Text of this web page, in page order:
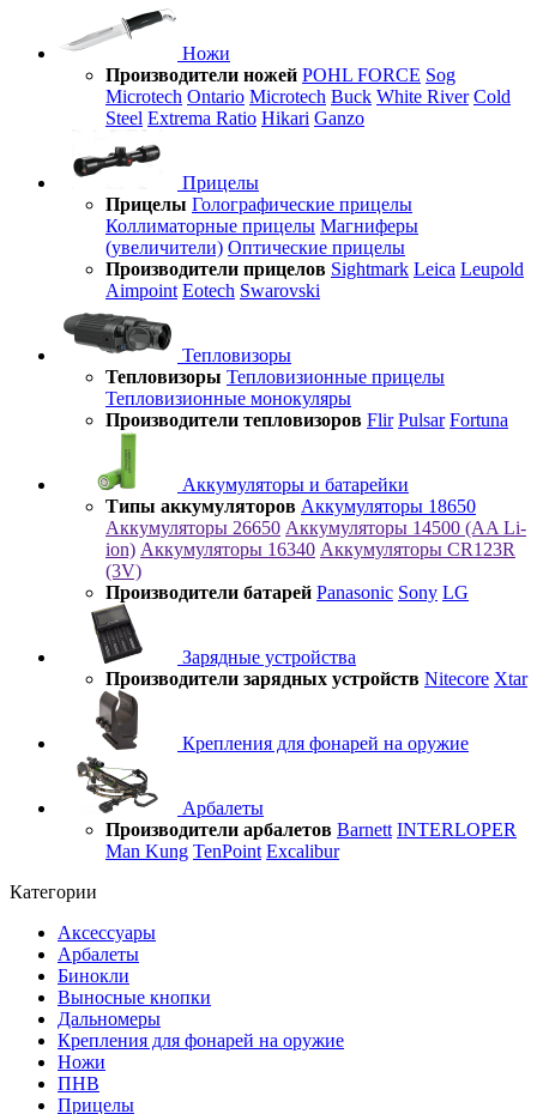
Ножи
Производители ножей POHL FORCE Sog
Microtech Ontario Microtech Buck White River Cold
Steel Extrema Ratio Hikari Ganzo
Прицелы
Прицелы Голографические прицелы
Коллиматорные прицелы Магниферы
(увеличители) Оптические прицелы
Производители прицелов Sightmark Leica Leupold
Aimpoint Eotech Swarovski
Тепловизоры
Тепловизоры Тепловизионные прицелы
Тепловизионные монокуляры
Производители тепловизоров Flir Pulsar Fortuna
Аккумуляторы и батарейки
Типы аккумуляторов Аккумуляторы 18650
Аккумуляторы 26650 Аккумуляторы 14500 (AA Li-
ion) Аккумуляторы 16340 Аккумуляторы CR123R
(3V)
Производители батарей Panasonic Sony LG
Зарядные устройства
Производители зарядных устройств Nitecore Xtar
Крепления для фонарей на оружие
Арбалеты
Производители арбалетов Barnett INTERLOPER
Man Kung TenPoint Excalibur
Категории
Аксессуары
Арбалеты
Бинокли
Выносные кнопки
Дальномеры
Крепления для фонарей на оружие
Ножи
ПНВ
Прицелы